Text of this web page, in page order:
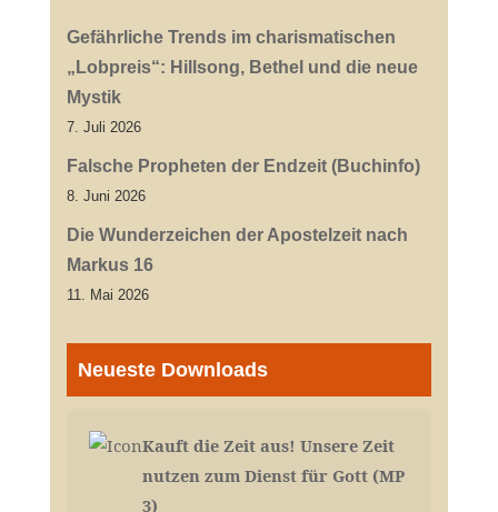
Gefährliche Trends im charismatischen
„Lobpreis“: Hillsong, Bethel und die neue
Mystik
7. Juli 2026
Falsche Propheten der Endzeit (Buchinfo)
8. Juni 2026
Die Wunderzeichen der Apostelzeit nach
Markus 16
11. Mai 2026
Neueste Downloads
Kauft die Zeit aus! Unsere Zeit
nutzen zum Dienst für Gott (MP
3)